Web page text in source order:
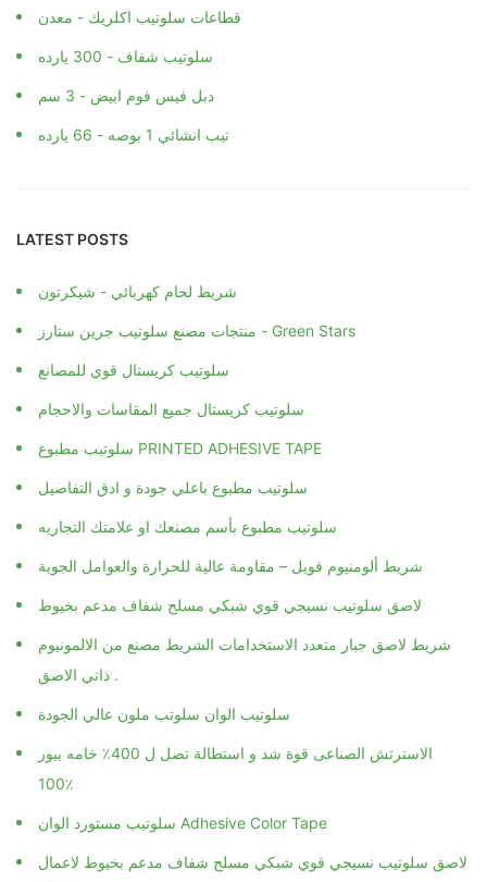
قطاعات سلوتيب اكلريك - معدن
سلوتيب شفاف - 300 يارده
دبل فيس فوم ابيض - 3 سم
تيب انشائي 1 بوصه - 66 يارده
LATEST POSTS
شريط لحام كهربائي - شيكرتون
منتجات مصنع سلوتيب جرين ستارز - Green Stars
سلوتيب كريستال قوي للمصانع
سلوتيب كريستال جميع المقاسات والاحجام
سلوتيب مطبوع PRINTED ADHESIVE TAPE
سلوتيب مطبوع باعلي جودة و ادق التفاصيل
سلوتيب مطبوع بأسم مصنعك او علامتك التجاريه
شريط ألومنيوم فويل – مقاومة عالية للحرارة والعوامل الجوية
لاصق سلوتيب نسيجي قوي شبكي مسلح شفاف مدعم بخيوط
شريط لاصق جبار متعدد الاستخدامات الشريط مصنع من الالمونيوم
ذاتي الاصق .
سلوتيب الوان سلوتب ملون عالي الجودة
الاسترتش الصناعى قوة شد و استطالة تصل ل 400٪ خامه بيور
100٪
سلوتيب مستورد الوان Adhesive Color Tape
لاصق سلوتيب نسيجي قوي شبكي مسلح شفاف مدعم بخيوط لاعمال